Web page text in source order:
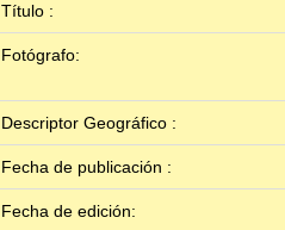
Título :
Fotógrafo:
Descriptor Geográfico :
Fecha de publicación :
Fecha de edición: